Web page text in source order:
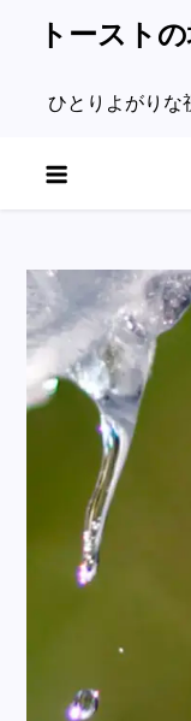
トースト
ひとりよがりな